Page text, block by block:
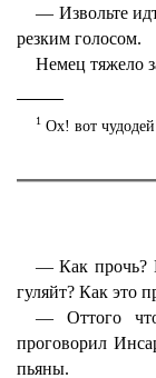
— Извольте
резким голосом.
Немец тяжело
1Ох! вот
— Как прочь?
гуляйт? Как это
— Оттого
проговорил
пьяны.